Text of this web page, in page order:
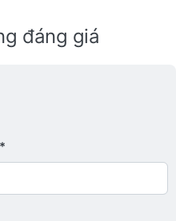
đáng giá
4 trên 5
3 trên 5 sao.
5 sao.
5 sao. Xấu